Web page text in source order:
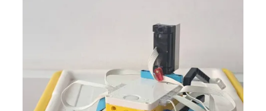
Tecnologia i robòtica a l’aula